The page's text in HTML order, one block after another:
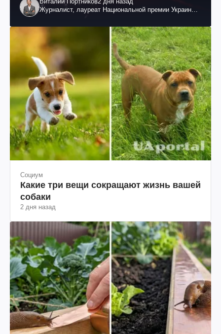
Журналист, лауреат Национальной премии Украины
Социум
Какие три вещи сокращают жизнь вашей
собаки
2 дня назад